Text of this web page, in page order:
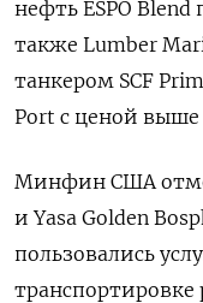
нефть ESPO
также Lumber
танкером SCF
Port с ценой выше
Минфин США
и Yasa Golden
пользовались